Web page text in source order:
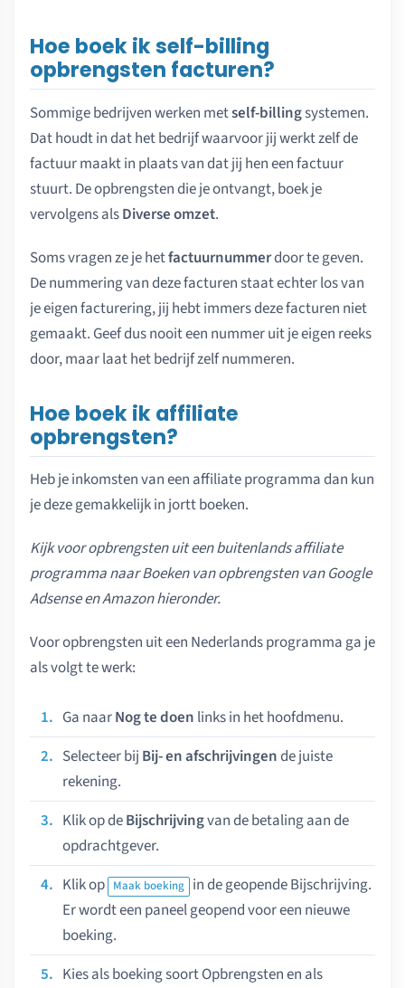
Hoe boek ik self-billing
opbrengsten facturen?
Sommige bedrijven werken metself-billingsystemen.
Dat houdt in dat het bedrijf waarvoor jij werkt zelf de
factuur maakt in plaats van dat jij hen een factuur
stuurt. De opbrengsten die je ontvangt, boek je
vervolgens alsDiverse omzet.
Soms vragen ze je hetfactuurnummerdoor te geven.
De nummering van deze facturen staat echter los van
je eigen facturering, jij hebt immers deze facturen niet
gemaakt. Geef dus nooit een nummer uit je eigen reeks
door, maar laat het bedrijf zelf nummeren.
Hoe boek ik affiliate
opbrengsten?
Heb je inkomsten van een affiliate programma dan kun
je deze gemakkelijk in jortt boeken.
Kijk voor opbrengsten uit een buitenlands affiliate
programma naar Boeken van opbrengsten van Google
Adsense en Amazon hieronder.
Voor opbrengsten uit een Nederlands programma ga je
als volgt te werk:
Ga naarNog te doen links in het hoofdmenu.
Selecteer bij Bij- en afschrijvingende juiste
rekening.
Klik op deBijschrijvingvan de betaling aan de
opdrachtgever.
Klik op Maak boeking in de geopende Bijschrijving.
Er wordt een paneel geopend voor een nieuwe
boeking.
Kies als boeking soort Opbrengsten en als